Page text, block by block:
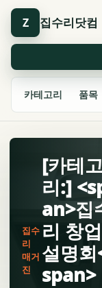
Z 집수리닷컴
카테고리 품목
집수
리
매거
진
[카테
리:]
an>집
리 창업
설명
span>